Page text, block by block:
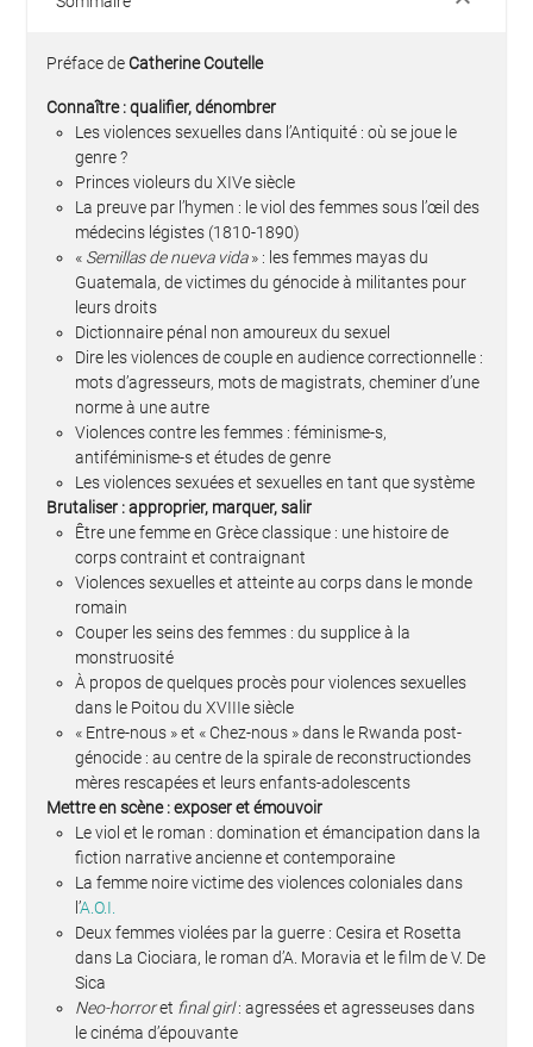
Préface de Catherine Coutelle
Connaître : qualifier, dénombrer
Les violences sexuelles dans l’Antiquité : où se joue le
genre ?
Princes violeurs du XIVe siècle
La preuve par l’hymen : le viol des femmes sous l’œil des
médecins légistes (1810-1890)
« Semillas de nueva vida» : les femmes mayas du
Guatemala, de victimes du génocide à militantes pour
leurs droits
Dictionnaire pénal non amoureux du sexuel
Dire les violences de couple en audience correctionnelle :
mots d’agresseurs, mots de magistrats, cheminer d’une
norme à une autre
Violences contre les femmes : féminisme-s,
antiféminisme-s et études de genre
Les violences sexuées et sexuelles en tant que système
Brutaliser : approprier, marquer, salir
Être une femme en Grèce classique : une histoire de
corps contraint et contraignant
Violences sexuelles et atteinte au corps dans le monde
romain
Couper les seins des femmes : du supplice à la
monstruosité
À propos de quelques procès pour violences sexuelles
dans le Poitou du XVIIIe siècle
« Entre-nous » et « Chez-nous » dans le Rwanda post-
génocide : au centre de la spirale de reconstructiondes
mères rescapées et leurs enfants-adolescents
Mettre en scène : exposer et émouvoir
Le viol et le roman : domination et émancipation dans la
fiction narrative ancienne et contemporaine
La femme noire victime des violences coloniales dans
l’A.O.I.
Deux femmes violées par la guerre : Cesira et Rosetta
dans La Ciociara, le roman d’A. Moravia et le film de V. De
Sica
Neo-horroret final girl: agressées et agresseuses dans
le cinéma d’épouvante